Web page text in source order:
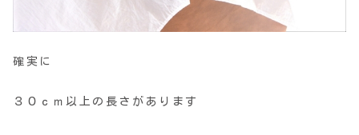
確実に
３０ｃｍ以上の長さがあります